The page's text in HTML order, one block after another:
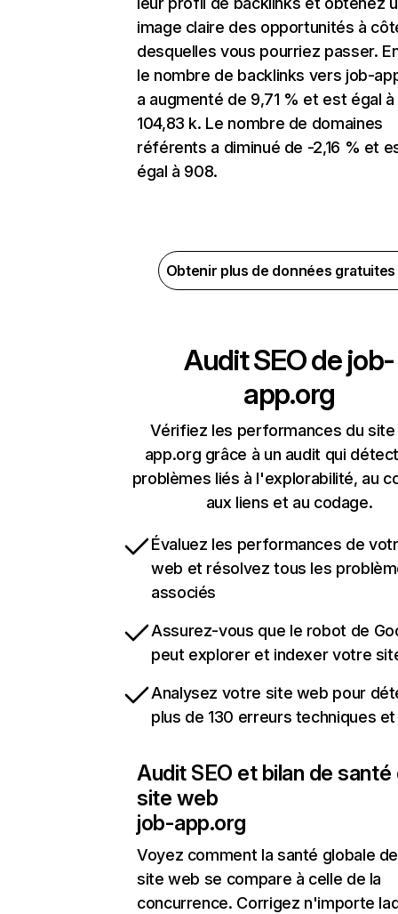
image claire des opportunités à
desquelles vous pourriez passer.
le nombre de backlinks vers job-
a augmenté de 9,71 % et est égal à
104,83 k. Le nombre de domaines
référents a diminué de -2,16 % et
égal à 908.
Obtenir plus de données
Audit SEO dejob-
app.org
Vérifiez les performances du
app.org grâce à un audit qui
problèmes liés à l'explorabilité, au
aux liens et au codage.
Évaluez les performances de
web et résolvez tous les
associés
Assurez-vous que le robot de
peut explorer et indexer votre
Analysez votre site web pour
plus de 130 erreurs techniques et
Audit SEO et bilan de santé
site web
job-app.org
Voyez comment la santé globale
site web se compare à celle de la
concurrence. Corrigez n'importe